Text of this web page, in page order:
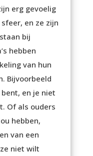
erg gevoelig
en ze zijn
bij
hebben
van hun
Bijvoorbeeld
en je niet
Of als ouders
hebben,
van een
niet wilt